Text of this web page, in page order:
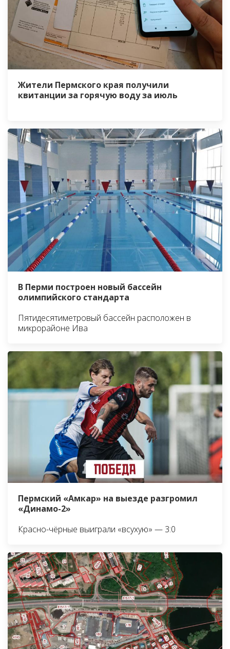
Жители Пермского края получили
квитанции за горячую воду за июль
В Перми построен новый бассейн
олимпийского стандарта
Пятидесятиметровый бассейн расположен в
микрорайоне Ива
Пермский «Амкар» на выезде разгромил
«Динамо-2»
Красно-чёрные выиграли «всухую» — 3:0